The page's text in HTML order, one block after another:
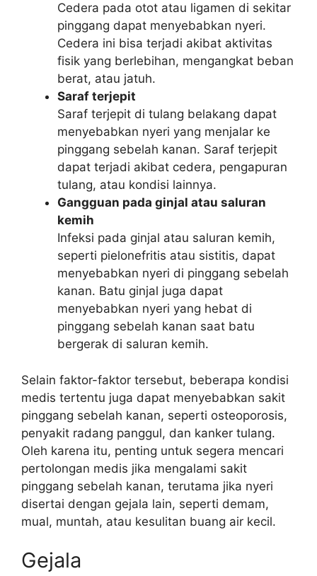
Cedera pada otot atau ligamen di sekitar
pinggang dapat menyebabkan nyeri.
Cedera ini bisa terjadi akibat aktivitas
fisik yang berlebihan, mengangkat beban
berat, atau jatuh.
Saraf terjepit
Saraf terjepit di tulang belakang dapat
menyebabkan nyeri yang menjalar ke
pinggang sebelah kanan. Saraf terjepit
dapat terjadi akibat cedera, pengapuran
tulang, atau kondisi lainnya.
Gangguan pada ginjal atau saluran
kemih
Infeksi pada ginjal atau saluran kemih,
seperti pielonefritis atau sistitis, dapat
menyebabkan nyeri di pinggang sebelah
kanan. Batu ginjal juga dapat
menyebabkan nyeri yang hebat di
pinggang sebelah kanan saat batu
bergerak di saluran kemih.
Selain faktor-faktor tersebut, beberapa kondisi
medis tertentu juga dapat menyebabkan sakit
pinggang sebelah kanan, seperti osteoporosis,
penyakit radang panggul, dan kanker tulang.
Oleh karena itu, penting untuk segera mencari
pertolongan medis jika mengalami sakit
pinggang sebelah kanan, terutama jika nyeri
disertai dengan gejala lain, seperti demam,
mual, muntah, atau kesulitan buang air kecil.
Gejala